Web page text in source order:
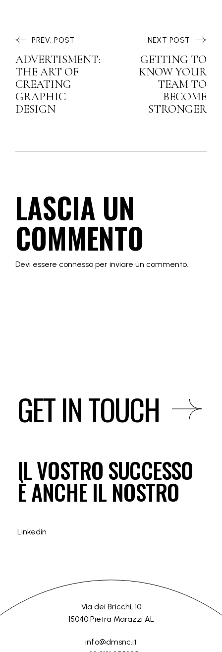
PREV. POST
ADVERTISMENT:
THE ART OF
CREATING
GRAPHIC
DESIGN
GETTING TO
KNOW YOUR
TEAM TO
BECOME
STRONGER
NEXT POST
LASCIA UN
COMMENTO
Devi essereconnesso per inviare un commento.
GET IN TOUCH
IL VOSTRO SUCCESSO
È ANCHE IL NOSTRO
Linkedin
Via dei Bricchi, 10
15040 Pietra Marazzi AL
info@dmsnc.it